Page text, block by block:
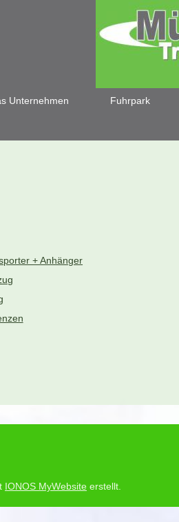
Unternehmen Fuhrpark
+ Anhänger
IONOS MyWebsite erstellt.